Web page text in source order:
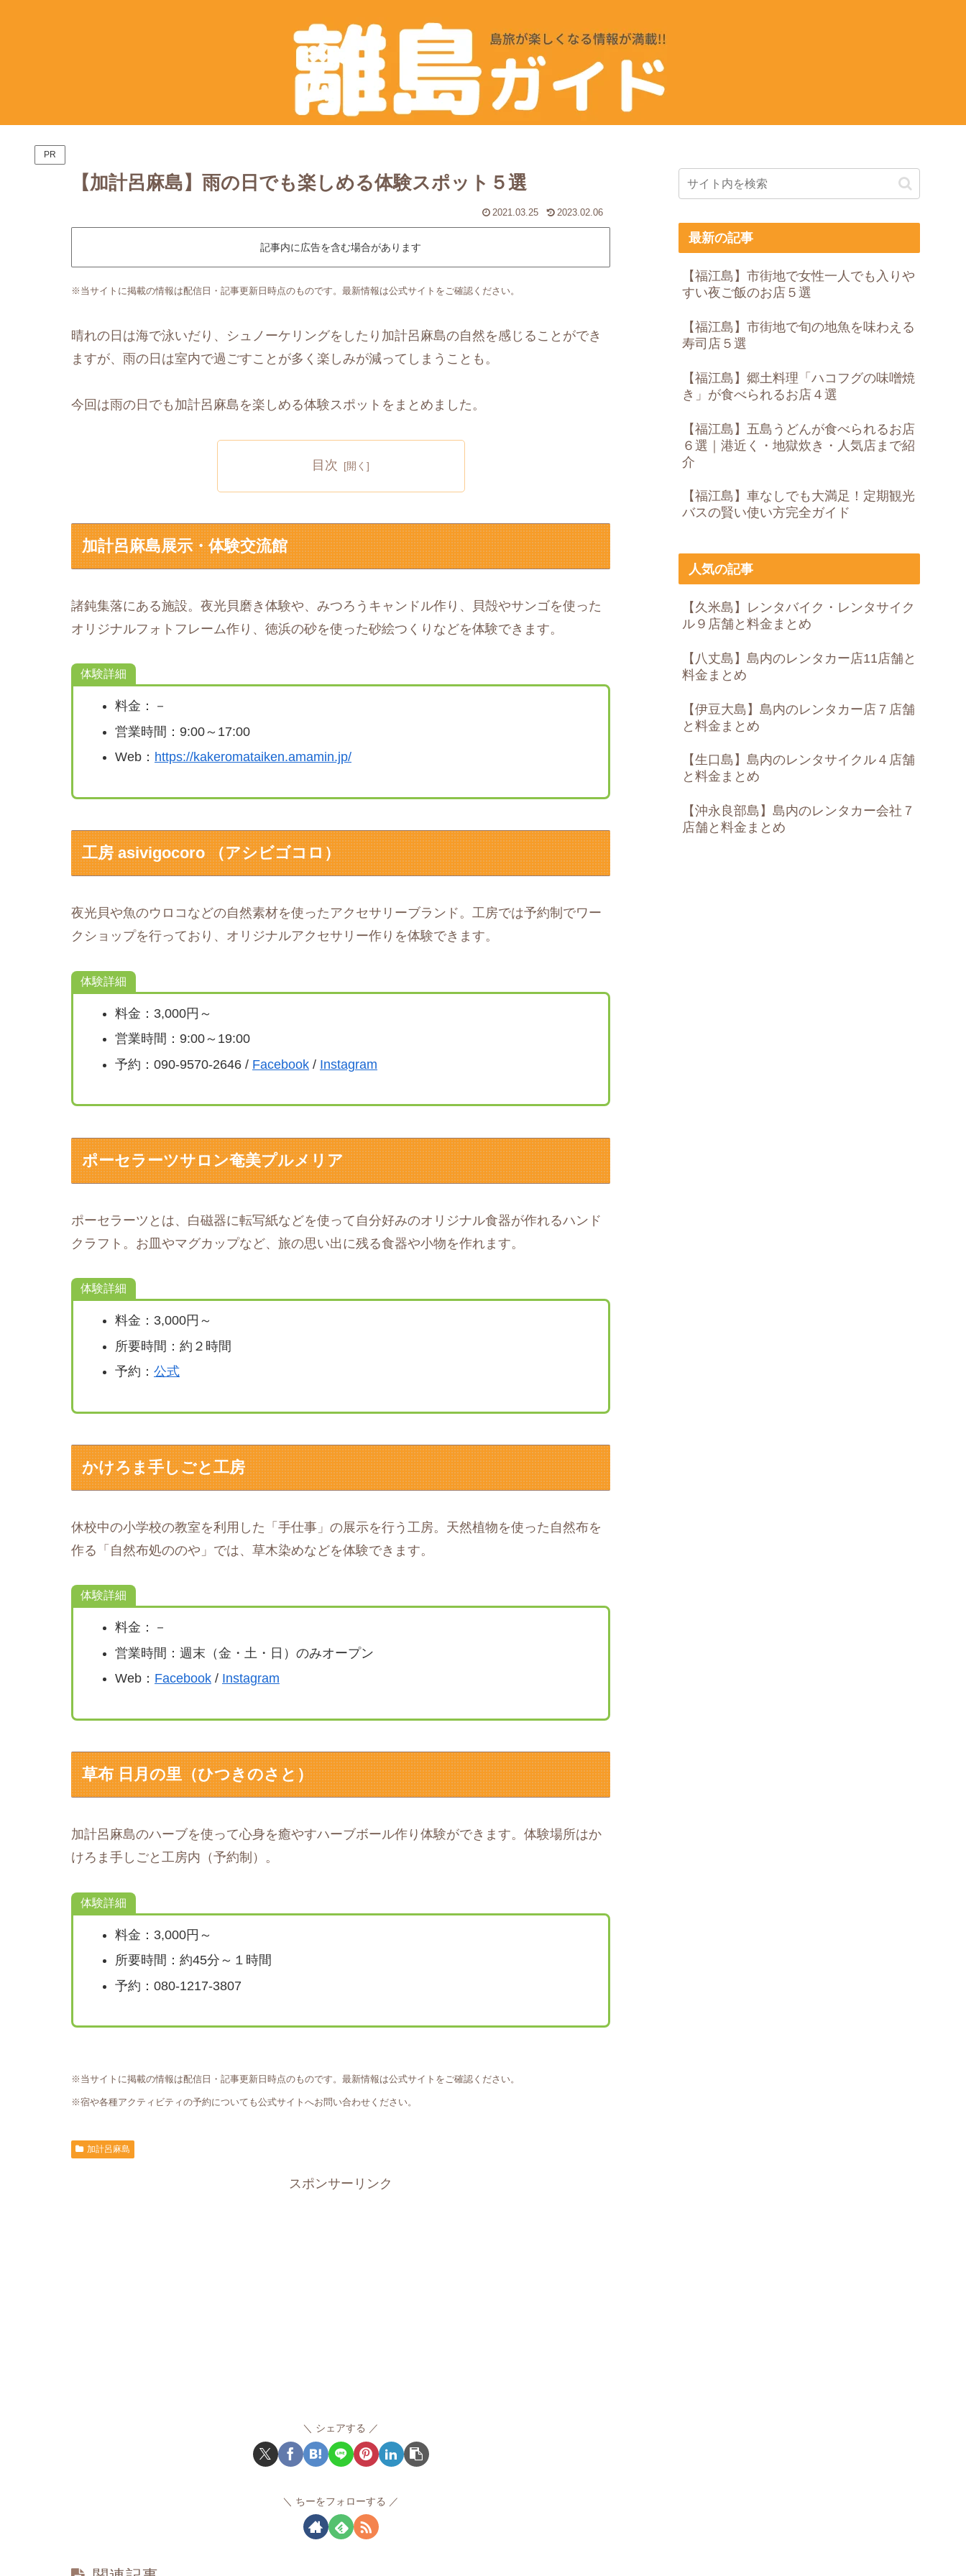
PR
【加計呂麻島】雨の日でも楽しめる体験スポット５選
2021.03.25 2023.02.06
記事内に広告を含む場合があります
※当サイトに掲載の情報は配信日・記事更新日時点のものです。最新情報は公式サイトをご確認ください。
晴れの日は海で泳いだり、シュノーケリングをしたり加計呂麻島の自然を感じることができ
ますが、雨の日は室内で過ごすことが多く楽しみが減ってしまうことも。
今回は雨の日でも加計呂麻島を楽しめる体験スポットをまとめました。
目次
加計呂麻島展示・体験交流館
諸鈍集落にある施設。夜光貝磨き体験や、みつろうキャンドル作り、貝殻やサンゴを使った
オリジナルフォトフレーム作り、徳浜の砂を使った砂絵つくりなどを体験できます。
体験詳細
料金：－
営業時間：9:00～17:00
Web： https://kakeromataiken.amamin.jp/
工房 asivigocoro （アシビゴコロ）
夜光貝や魚のウロコなどの自然素材を使ったアクセサリーブランド。工房では予約制でワー
クショップを行っており、オリジナルアクセサリー作りを体験できます。
体験詳細
料金：3,000円～
営業時間：9:00～19:00
予約：090-9570-2646 / Facebook/ Instagram
ポーセラーツサロン奄美プルメリア
ポーセラーツとは、白磁器に転写紙などを使って自分好みのオリジナル食器が作れるハンド
クラフト。お皿やマグカップなど、旅の思い出に残る食器や小物を作れます。
体験詳細
料金：3,000円～
所要時間：約２時間
予約： 公式
かけろま手しごと工房
休校中の小学校の教室を利用した「手仕事」の展示を行う工房。天然植物を使った自然布を
作る「自然布処ののや」では、草木染めなどを体験できます。
体験詳細
料金：－
営業時間：週末（金・土・日）のみオープン
Web： Facebook/ Instagram
草布 日月の里（ひつきのさと）
加計呂麻島のハーブを使って心身を癒やすハーブボール作り体験ができます。体験場所はか
けろま手しごと工房内（予約制）。
体験詳細
料金：3,000円～
所要時間：約45分～１時間
予約：080-1217-3807
※当サイトに掲載の情報は配信日・記事更新日時点のものです。最新情報は公式サイトをご確認ください。
※宿や各種アクティビティの予約についても公式サイトへお問い合わせください。
加計呂麻島
スポンサーリンク
シェアする
ちーをフォローする
最新の記事
【福江島】市街地で女性一人でも入りや
すい夜ご飯のお店５選
【福江島】市街地で旬の地魚を味わえる
寿司店５選
【福江島】郷土料理「ハコフグの味噌焼
き」が食べられるお店４選
【福江島】五島うどんが食べられるお店
６選｜港近く・地獄炊き・人気店まで紹
介
【福江島】車なしでも大満足！定期観光
バスの賢い使い方完全ガイド
人気の記事
【久米島】レンタバイク・レンタサイク
ル９店舗と料金まとめ
【八丈島】島内のレンタカー店11店舗と
料金まとめ
【伊豆大島】島内のレンタカー店７店舗
と料金まとめ
【生口島】島内のレンタサイクル４店舗
と料金まとめ
【沖永良部島】島内のレンタカー会社７
店舗と料金まとめ